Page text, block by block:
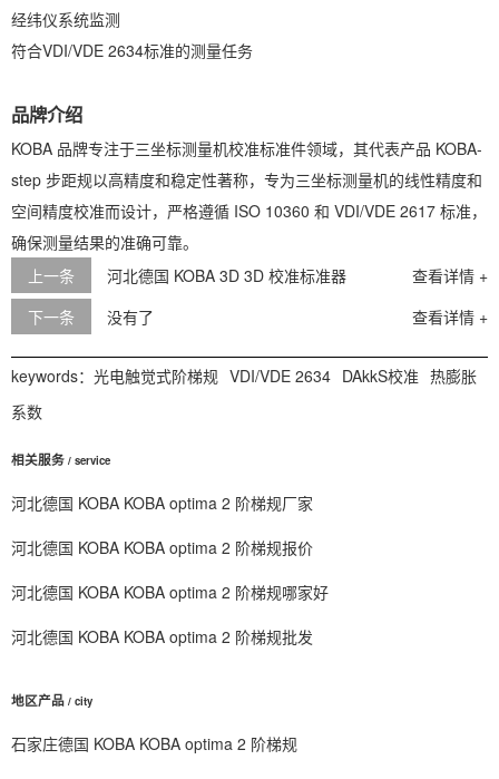
经纬仪系统监测
符合VDI/VDE 2634标准的测量任务
品牌介绍
KOBA 品牌专注于三坐标测量机校准标准件领域，其代表产品 KOBA-
step 步距规以高精度和稳定性著称，专为三坐标测量机的线性精度和
空间精度校准而设计，严格遵循 ISO 10360 和 VDI/VDE 2617 标准，
确保测量结果的准确可靠。
上一条 查看详情 +
河北德国 KOBA 3D 3D 校准标准器
下一条
查看详情 +
没有了
keywords： 光电触觉式阶梯规 VDI/VDE 2634 DAkkS校准 热膨胀
系数
相关服务 / service
河北德国 KOBA KOBA optima 2 阶梯规厂家
河北德国 KOBA KOBA optima 2 阶梯规报价
河北德国 KOBA KOBA optima 2 阶梯规哪家好
河北德国 KOBA KOBA optima 2 阶梯规批发
地区产品 / city
石家庄德国 KOBA KOBA optima 2 阶梯规